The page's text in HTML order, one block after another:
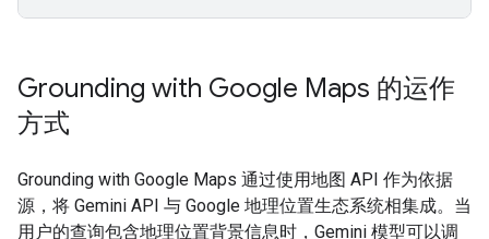
Grounding with Google Maps 的运作
方式
Grounding with Google Maps 通过使用地图 API 作为依据
源，将 Gemini API 与 Google 地理位置生态系统相集成。当
用户的查询包含地理位置背景信息时，Gemini 模型可以调